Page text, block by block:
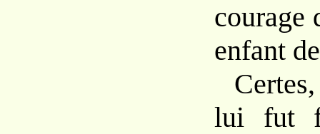
courage
enfant
lui fut